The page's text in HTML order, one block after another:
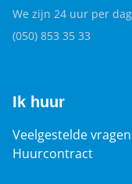
We zijn 24 uur per
(050) 853 35 33
Ik huur
Veelgestelde vragen
Huurcontract